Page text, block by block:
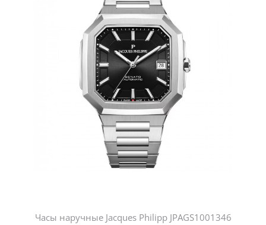
Часы наручные Jacques Philipp JPAGS1001346